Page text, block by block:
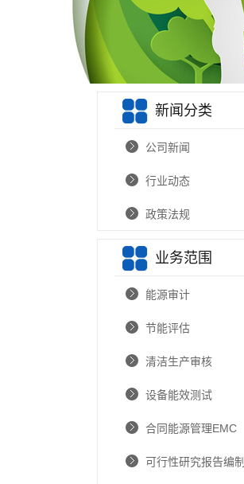
新闻分类
公司新闻
行业动态
政策法规
业务范围
能源审计
节能评估
清洁生产审核
设备能效测试
合同能源管理EMC
可行性研究报告编制